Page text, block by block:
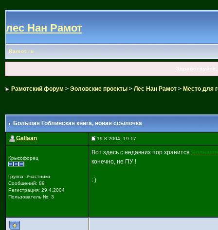
лес Нан Рамот
Ramot.ru
Рамотский форум > Эоловские проекты> Лес Нан Рамот> Место для
Большая Гоблинская книга, новая ссылочка
Gallaan 19.8.2004, 19:17
Крысофорец
Группа: Участники
Сообщений: 89
Регистрация: 29.4.2004
Пользователь №: 3
Вот здесь с недавних пор хранится Большая
конечно, не ПУ !
: )